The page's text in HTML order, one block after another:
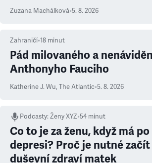
Zuzana Machálková•5. 8. 2026
Zahraničí•18 minut
Pád milovaného a
Anthonyho Fauciho
Katherine J. Wu, The Atlantic•5. 8. 2026
Podcasty:Ženy XYZ•54 minut
Co to je za ženu, když má
depresi? Proč je nutné
duševní zdraví matek